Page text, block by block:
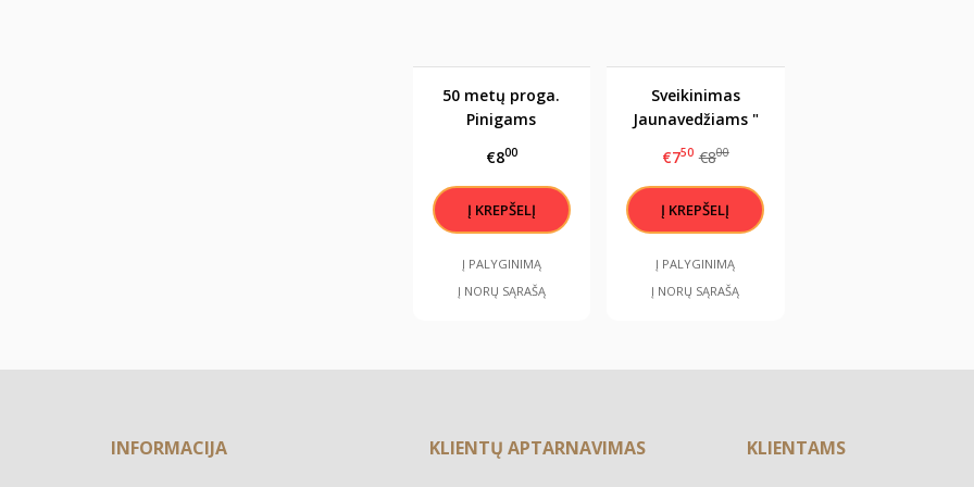
50 metų proga.
Pinigams
17x12cm
€800
Į PALYGINIMĄ
Į NORŲ SĄRAŠĄ
Sveikinimas
Jaunavedžiams "
pinigų vokelis
(mažame
rėmelyje)
€750 €800
Į PALYGINIMĄ
Į NORŲ SĄRAŠĄ
INFORMACIJA KLIENTŲ APTARNAVIMAS KLIENTAMS